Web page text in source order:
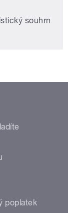
souhrn
poplatek